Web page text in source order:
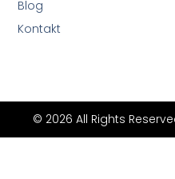
Blog
Kontakt
© 2026 All Rights